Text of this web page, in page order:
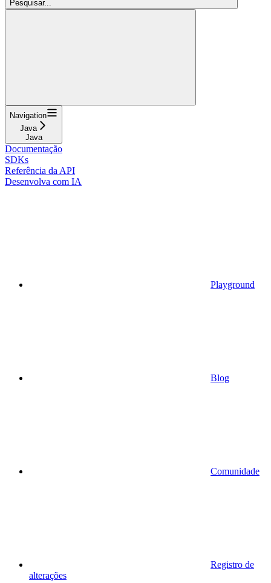
Pesquisar...
Navigation
Java
Java
Documentação
SDKs
Referência da API
Desenvolva com IA
Playground
Blog
Comunidade
Registro de
alterações